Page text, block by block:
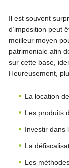
Il est souvent
d’imposition peut
meilleur moyen
patrimoniale afin
sur cette base,
Heureusement,
La location
Les produits
Investir dans
La
Les